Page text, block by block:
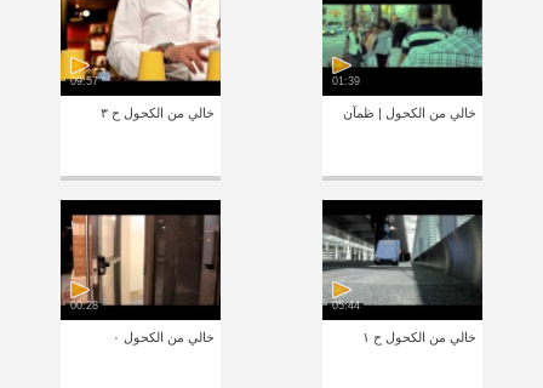
01:39
خالي من الكحول | ظمآن
09:57
خالي من الكحول ح ٣
05:44
خالي من الكحول ح ١
00:28
خالي من الكحول ٠